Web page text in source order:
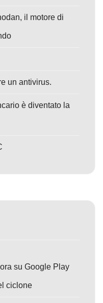
il motore di
un antivirus.
è diventato la
su Google Play
ciclone